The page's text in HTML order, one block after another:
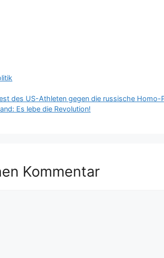
des US-Athleten gegen die russische Homo-
Es lebe die Revolution!
Kommentar